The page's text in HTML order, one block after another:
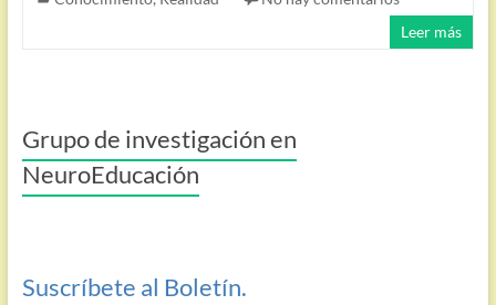
Leer más
Grupo de investigación en
NeuroEducación
Suscríbete al Boletín.